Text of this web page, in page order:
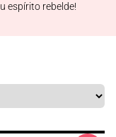
espírito rebelde!